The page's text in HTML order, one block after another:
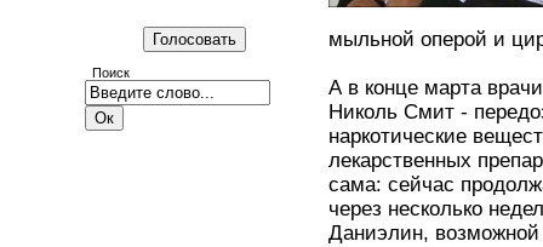
Поиск
мыльной оперой и
А в конце марта
Николь Смит -
наркотические
лекарственных
сама: сейчас
через несколько
Даниэлин,